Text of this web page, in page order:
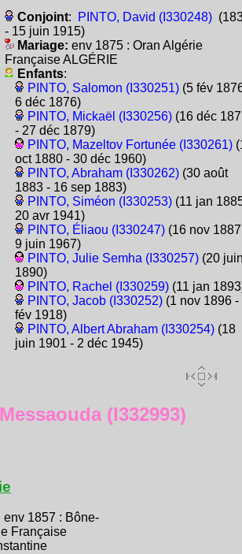
Conjoint: PINTO, David (I330248)
- 15 juin 1915)
Mariage: env 1875 : Oran Algérie
Française ALGÉRIE
Enfants:
PINTO, Salomon (I330251)(5 fév
6 déc 1876)
PINTO, Mickaël (I330256)(16 déc
- 27 déc 1879)
PINTO, Mazeltov Fortunée (I330261)
oct 1880 - 30 déc 1960)
PINTO, Abraham (I330262)(30 août
1883 - 16 sep 1883)
PINTO, Siméon (I330253)(11 jan
20 avr 1941)
PINTO, Éliaou (I330247)(16 nov
9 juin 1967)
PINTO, Julie Semha (I330257)(20
1890)
PINTO, Rachel (I330259)(11 jan
PINTO, Jacob (I330252)(1 nov 1896 -
fév 1918)
PINTO, Albert Abraham (I330254)(18
juin 1901 - 2 déc 1945)
(I332993)
env 1857 : Bône-
Française